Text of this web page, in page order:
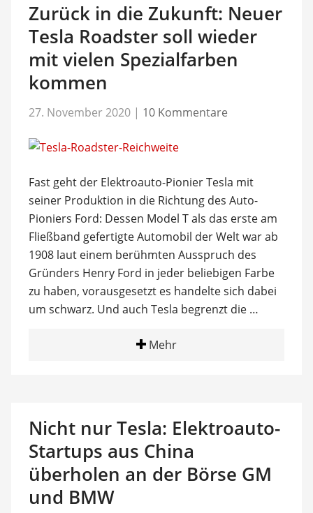
Zurück in die Zukunft: Neuer
Tesla Roadster soll wieder
mit vielen Spezialfarben
kommen
27. November 2020 | 10 Kommentare
Fast geht der Elektroauto-Pionier Tesla mit
seiner Produktion in die Richtung des Auto-
Pioniers Ford: Dessen Model T als das erste am
Fließband gefertigte Automobil der Welt war ab
1908 laut einem berühmten Ausspruch des
Gründers Henry Ford in jeder beliebigen Farbe
zu haben, vorausgesetzt es handelte sich dabei
um schwarz. Und auch Tesla begrenzt die …
Mehr
Nicht nur Tesla: Elektroauto-
Startups aus China
überholen an der Börse GM
und BMW